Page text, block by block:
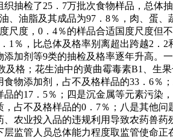
抽检了25．7万批次食物样品，总体
油脂及其成品为97．8％，肉、蛋
度，0．4％的样品合适国度尺度但
1％，比总体及格率别离超出跨越2．2
加剂等9类的抽检及格率逐年升高。
格；花生油中的黄曲霉毒素B1、生
物添加剂，占不及格样品的33．6％
的17．5％；四是沉金属等元素污染
占不及格样品的0．7％；八是其他
农业投入品的违规利用导致农药兽药
监管人员总体能力程度取监管使命正